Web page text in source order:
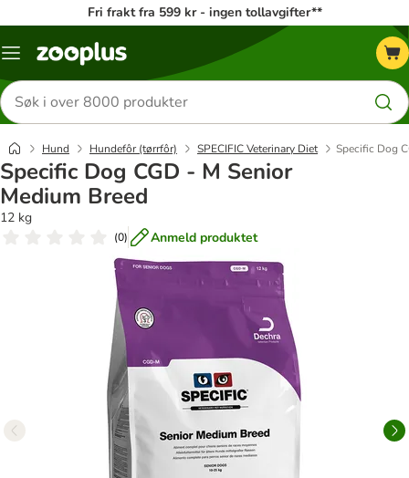
Fri frakt fra 599 kr - ingen tollavgifter**
Katalogmeny
Søk
etter
produkter
Hund Hundefôr (tørrfôr) SPECIFIC Veterinary Diet Specific Dog
Specific Dog CGD - M Senior
Medium Breed
12 kg
(0) Anmeld produktet